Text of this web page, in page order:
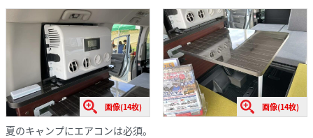
画像(14枚) 画像(14枚)
夏のキャンプにエアコンは必須。